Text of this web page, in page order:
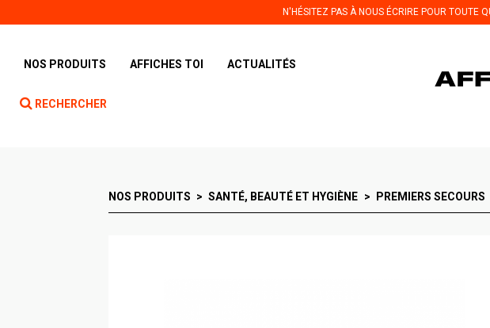
N'HÉSITEZ PAS À NOUS ÉCRIRE POUR TOUTE
NOS PRODUITS AFFICHES TOI ACTUALITÉS
RECHERCHER
NOS PRODUITS SANTÉ, BEAUTÉ ET HYGIÈNE PREMIERS SECOURS